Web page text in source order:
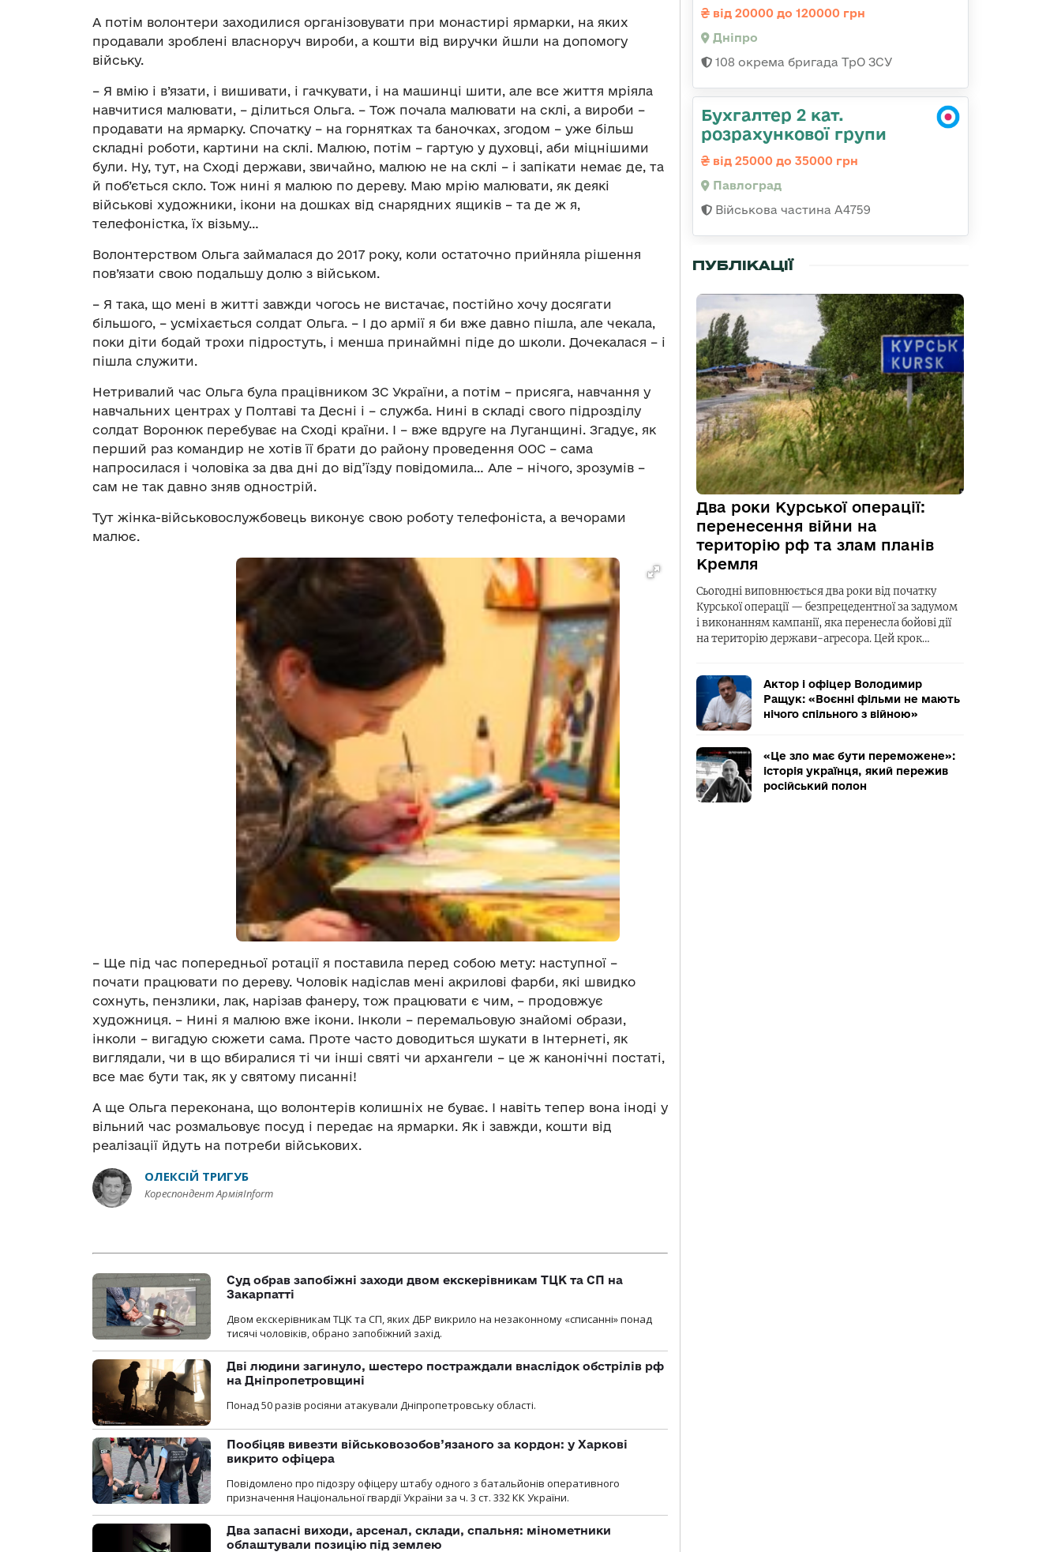
А потім волонтери заходилися організовувати при монастирі ярмарки, на яких
продавали зроблені власноруч вироби, а кошти від виручки йшли на допомогу
війську.
– Я вмію і в’язати, і вишивати, і гачкувати, і на машинці шити, але все життя мріяла
навчитися малювати, – ділиться Ольга. – Тож почала малювати на склі, а вироби –
продавати на ярмарку. Спочатку – на горнятках та баночках, згодом – уже більш
складні роботи, картини на склі. Малюю, потім – гартую у духовці, аби міцнішими
були. Ну, тут, на Сході держави, звичайно, малюю не на склі – і запікати немає де, та
й поб’ється скло. Тож нині я малюю по дереву. Маю мрію малювати, як деякі
військові художники, ікони на дошках від снарядних ящиків – та де ж я,
телефоністка, їх візьму…
Волонтерством Ольга займалася до 2017 року, коли остаточно прийняла рішення
пов’язати свою подальшу долю з військом.
– Я така, що мені в житті завжди чогось не вистачає, постійно хочу досягати
більшого, – усміхається солдат Ольга. – І до армії я би вже давно пішла, але чекала,
поки діти бодай трохи підростуть, і менша принаймні піде до школи. Дочекалася – і
пішла служити.
Нетривалий час Ольга була працівником ЗС України, а потім – присяга, навчання у
навчальних центрах у Полтаві та Десні і – служба. Нині в складі свого підрозділу
солдат Воронюк перебуває на Сході країни. І – вже вдруге на Луганщині. Згадує, як
перший раз командир не хотів її брати до району проведення ООС – сама
напросилася і чоловіка за два дні до від’їзду повідомила… Але – нічого, зрозумів –
сам не так давно зняв однострій.
Тут жінка-військовослужбовець виконує свою роботу телефоніста, а вечорами
малює.
– Ще під час попередньої ротації я поставила перед собою мету: наступної –
почати працювати по дереву. Чоловік надіслав мені акрилові фарби, які швидко
сохнуть, пензлики, лак, нарізав фанеру, тож працювати є чим, – продовжує
художниця. – Нині я малюю вже ікони. Інколи – перемальовую знайомі образи,
інколи – вигадую сюжети сама. Проте часто доводиться шукати в Інтернеті, як
виглядали, чи в що вбиралися ті чи інші святі чи архангели – це ж канонічні постаті,
все має бути так, як у святому писанні!
А ще Ольга переконана, що волонтерів колишніх не буває. І навіть тепер вона іноді у
вільний час розмальовує посуд і передає на ярмарки. Як і завжди, кошти від
реалізації йдуть на потреби військових.
ОЛЕКСІЙ ТРИГУБ
Кореспондент АрміяInform
Суд обрав запобіжні заходи двом екскерівникам ТЦК та СП на
Закарпатті
Двом екскерівникам ТЦК та СП, яких ДБР викрило на незаконному «списанні» понад
тисячі чоловіків, обрано запобіжний захід.
Дві людини загинуло, шестеро постраждали внаслідок обстрілів рф
на Дніпропетровщині
Понад 50 разів росіяни атакували Дніпропетровську області.
Пообіцяв вивезти військовозобов’язаного за кордон: у Харкові
викрито офіцера
Повідомлено про підозру офіцеру штабу одного з батальйонів оперативного
призначення Національної гвардії України за ч. 3 ст. 332 КК України.
Два запасні виходи, арсенал, склади, спальня: мінометники
облаштували позицію під землею
від 20000 до 120000 грн
Дніпро
108 окрема бригада ТрО ЗСУ
Бухгалтер 2 кат.
розрахункової групи
від 25000 до 35000 грн
Павлоград
Військова частина А4759
ПУБЛІКАЦІЇ
Два роки Курської операції:
перенесення війни на
територію рф та злам планів
Кремля
Сьогодні виповнюється два роки від початку
Курської операції — безпрецедентної за задумом
і виконанням кампанії, яка перенесла бойові дії
на територію держави-агресора. Цей крок…
Актор і офіцер Володимир
Ращук: «Воєнні фільми не мають
нічого спільного з війною»
«Це зло має бути переможене»:
історія українця, який пережив
російський полон